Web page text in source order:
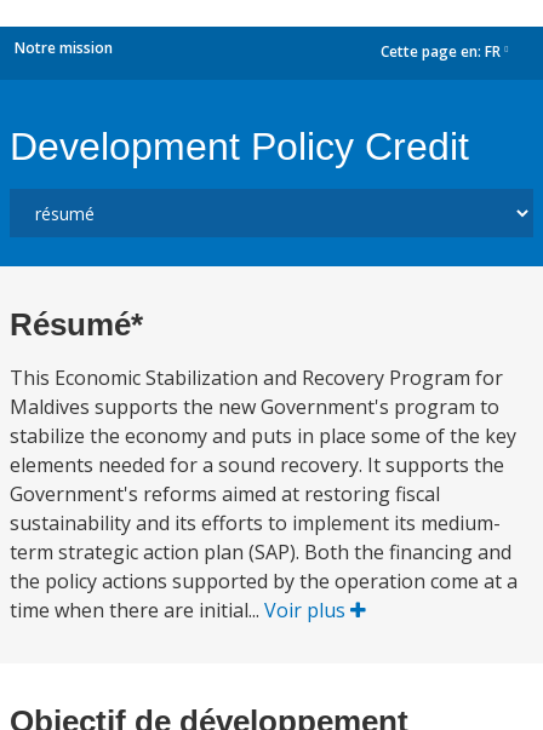
Notre mission Cette page en: FR
Development Policy Credit
Résumé*
This Economic Stabilization and Recovery Program for
Maldives supports the new Government's program to
stabilize the economy and puts in place some of the key
elements needed for a sound recovery. It supports the
Government's reforms aimed at restoring fiscal
sustainability and its efforts to implement its medium-
term strategic action plan (SAP). Both the financing and
the policy actions supported by the operation come at a
time when there are initial... Voir plus
Objectif de développement